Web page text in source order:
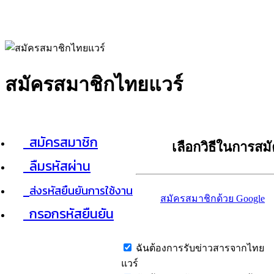
สมัครสมาชิกไทยแวร์
สมัครสมาชิก
ลืมรหัสผ่าน
ส่งรหัสยืนยันการใช้งาน
กรอกรหัสยืนยัน
เลือกวิธีในการส
สมัครสมาชิกด้วย Google
ฉันต้องการรับข่าวสารจากไทย
แวร์